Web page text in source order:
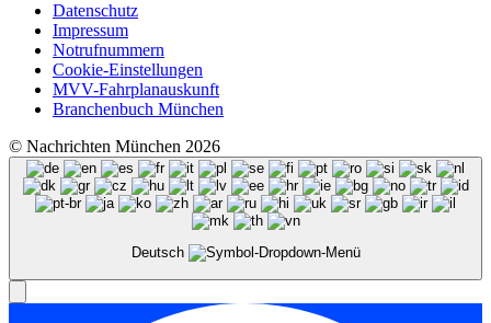
Datenschutz
Impressum
Notrufnummern
Cookie-Einstellungen
MVV-Fahrplanauskunft
Branchenbuch München
© Nachrichten München 2026
Deutsch